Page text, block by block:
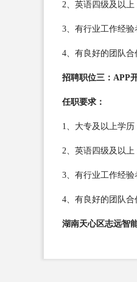
2、英语四级及以上
3、有行业工作经验
4、有良好的团队合
招聘职位三：APP
任职要求：
1、大专及以上学历
2、英语四级及以上
3、有行业工作经验
4、有良好的团队合
湖南天心区志远智